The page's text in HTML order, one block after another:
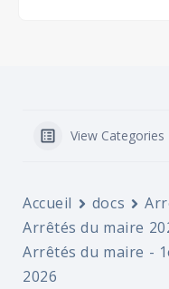
View Categories
Accueil docs
Arrêtés du maire
Arrêtés du maire -
2026